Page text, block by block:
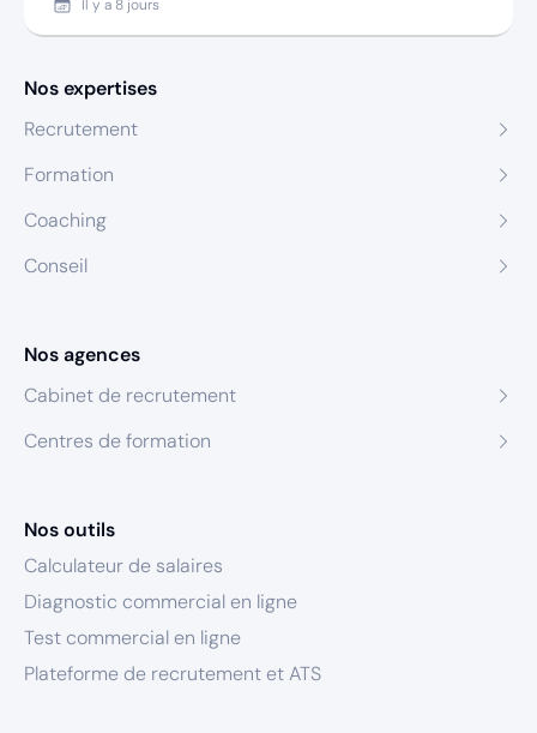
Il y a 8 jours
Nos expertises
Recrutement
Formation
Coaching
Conseil
Nos agences
Cabinet de recrutement
Centres de formation
Nos outils
Calculateur de salaires
Diagnostic commercial en ligne
Test commercial en ligne
Plateforme de recrutement et ATS